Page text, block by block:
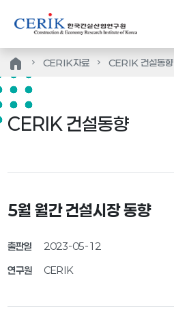
home CERIK자료 CERIK 건설동향
CERIK 건설동향
5월 월간 건설시장 동향
출판일 2023-05-12
연구원 CERIK